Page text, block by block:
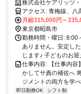
株式会社ケアリッツ
アクセス: 青
月給315,000円～
東京都昭島市
勤務時間・曜日:
ありません。安定し
じます♪ 子どものお
仕事内容: 【仕事内容
かしてサ責の補佐へ
ジメントの両方を学
即日勤務OK シフト制